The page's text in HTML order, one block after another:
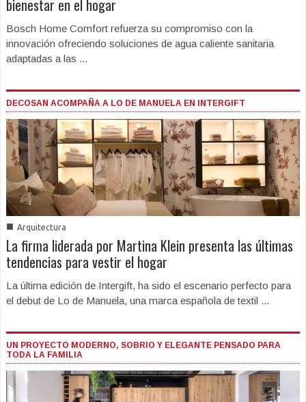
bienestar en el hogar
Bosch Home Comfort refuerza su compromiso con la
innovación ofreciendo soluciones de agua caliente sanitaria
adaptadas a las ...
DECOSAN ACOMPAÑA A LO DE MANUELA EN INTERGIFT
■ Arquitectura
La firma liderada por Martina Klein presenta las últimas
tendencias para vestir el hogar
La última edición de Intergift, ha sido el escenario perfecto para
el debut de Lo de Manuela, una marca española de textil ...
UN PROYECTO MODERNO, SOBRIO Y ELEGANTE PENSADO PARA
TODA LA FAMILIA